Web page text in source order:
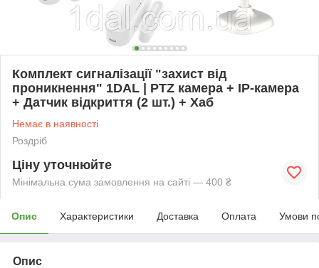
Комплект сигналізації "захист від
проникнення" 1DAL | PTZ камера + IP-камера
+ Датчик відкриття (2 шт.) + Хаб
Немає в наявності
Роздріб
Ціну уточнюйте
Мінімальна сума замовлення на сайті — 400 ₴
Опис Характеристики Доставка Оплата Умови
Опис